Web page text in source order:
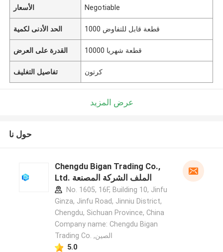
الأسعار Negotiable
الحد الأدنى لكمية 1000 قطعة قابل للتفاوض
القدرة على العرض 10000 قطعة شهريا
تفاصيل التغليف كرتون
عرض المزيد
حول نا
Chengdu Bigan Trading Co.,
Ltd. الملف الشركة المصنعة
No. 1605, 16F, Building 10, Jinfu
Ginza, Jinfu Road, Jinniu District,
Chengdu, Sichuan Province, China
Company name: Chengdu Bigan
Trading Co. ,الصين
5.0